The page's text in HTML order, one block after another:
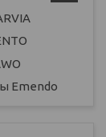
Emendo